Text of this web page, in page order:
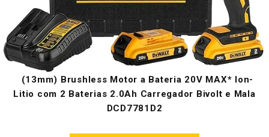
(13mm) Brushless Motor a Bateria 20V MAX* Ion-
Litio com 2 Baterias 2.0Ah Carregador Bivolt e Mala
DCD7781D2